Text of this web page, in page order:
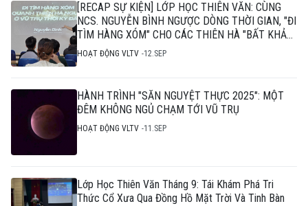
[RECAP SỰ KIỆN] LỚP HỌC THIÊN VĂN: CÙNG
NCS. NGUYỄN BÌNH NGƯỢC DÒNG THỜI GIAN, "ĐI
TÌM HÀNG XÓM" CHO CÁC THIÊN HÀ "BẤT KHẢ
THI"
HOẠT ĐỘNG VLTV 12.SEP
HÀNH TRÌNH "SĂN NGUYỆT THỰC 2025": MỘT
ĐÊM KHÔNG NGỦ CHẠM TỚI VŨ TRỤ
HOẠT ĐỘNG VLTV 11.SEP
Lớp Học Thiên Văn Tháng 9: Tái Khám Phá Tri
Thức Cổ Xưa Qua Đồng Hồ Mặt Trời Và Tinh Bàn